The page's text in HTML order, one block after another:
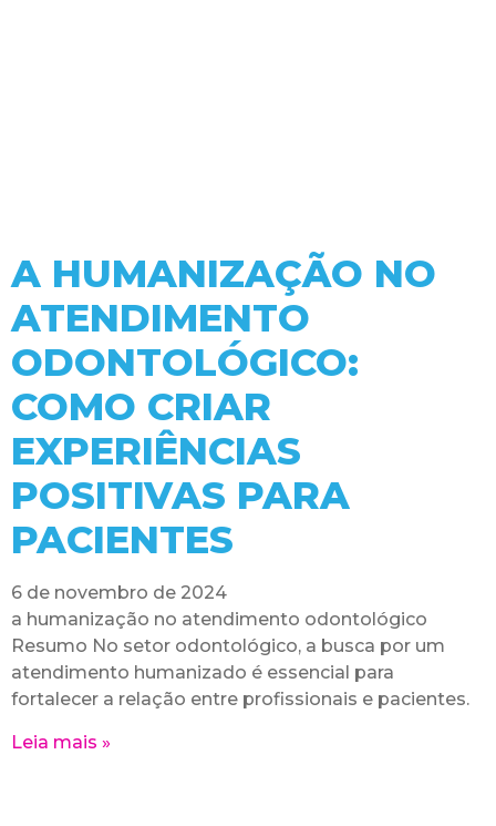
A HUMANIZAÇÃO NO
ATENDIMENTO
ODONTOLÓGICO:
COMO CRIAR
EXPERIÊNCIAS
POSITIVAS PARA
PACIENTES
6 de novembro de 2024
a humanização no atendimento odontológico
Resumo No setor odontológico, a busca por um
atendimento humanizado é essencial para
fortalecer a relação entre profissionais e pacientes.
Leia mais »